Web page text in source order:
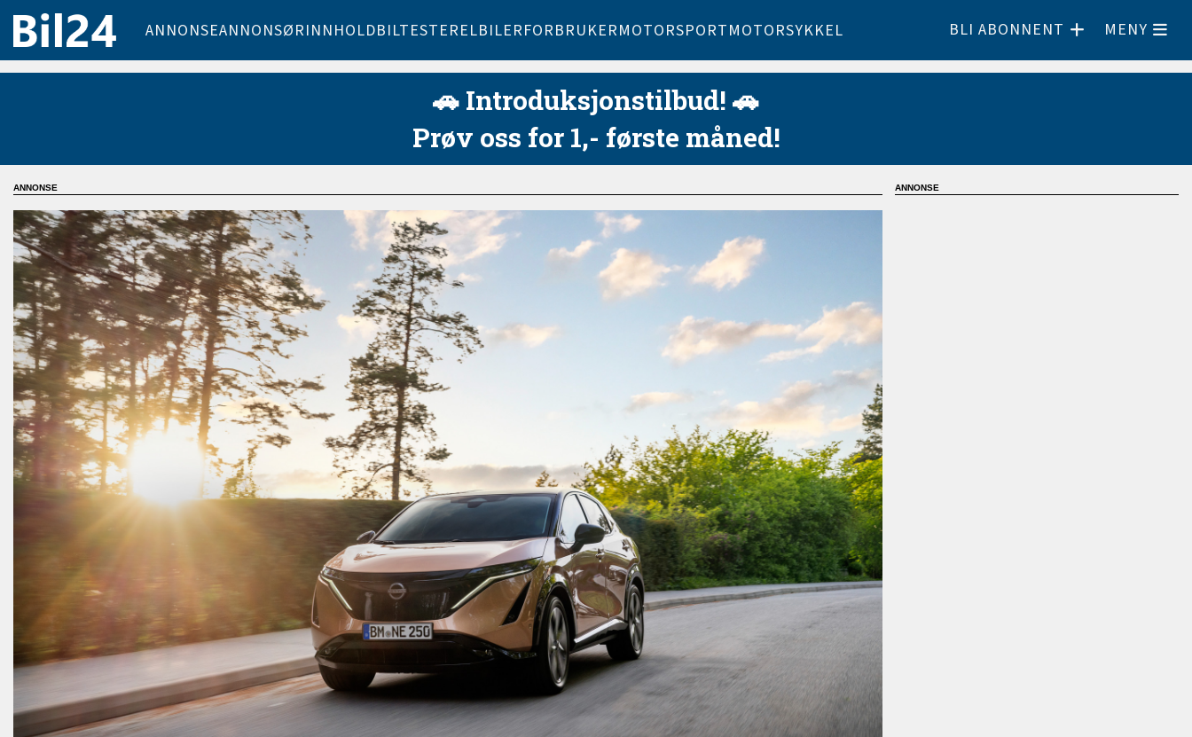
ANNONSEANNONSØRINNHOLDBILTESTERELBILERFORBRUKERMOTORSPORTMOTORSYKKEL BLI ABONNENT MENY
🚗 Introduksjonstilbud! 🚗
Prøv oss for 1,- første måned!